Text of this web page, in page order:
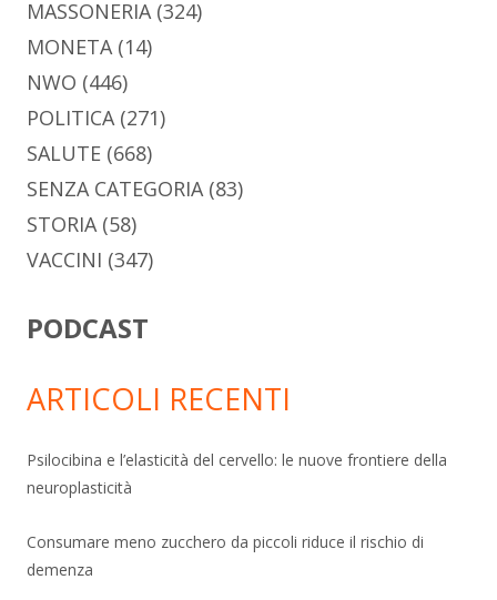
MASSONERIA(324)
MONETA(14)
NWO (446)
POLITICA(271)
SALUTE (668)
SENZA CATEGORIA(83)
STORIA(58)
VACCINI (347)
PODCAST
ARTICOLI RECENTI
Psilocibina e l’elasticità del cervello: le nuove frontiere della
neuroplasticità
Consumare meno zucchero da piccoli riduce il rischio di
demenza